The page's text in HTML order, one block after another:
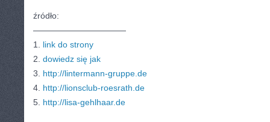
źródło:
———————————
1. link do strony
2. dowiedz się jak
3. http://lintermann-gruppe.de
4. http://lionsclub-roesrath.de
5. http://lisa-gehlhaar.de